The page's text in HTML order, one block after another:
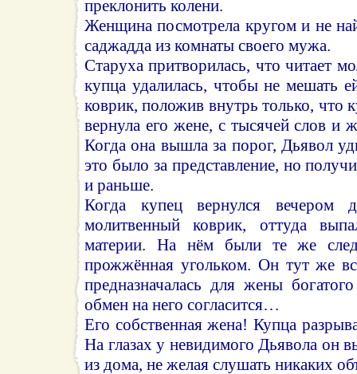
преклонить колени.
Женщина посмотрела кругом и не
саджадда из комнаты своего мужа.
Старуха притворилась, что читает
купца удалилась, чтобы не мешать
коврик, положив внутрь только, что
вернула его жене, с тысячей слов и
Когда она вышла за порог, Дьявол
это было за представление, но
и раньше.
Когда купец вернулся вечером
молитвенный коврик, оттуда
материи. На нём были те же
прожжённая угольком. Он тут же
предназначалась для жены
обмен на него согласится…
Его собственная жена! Купца
На глазах у невидимого Дьявола он
из дома, не желая слушать никаких